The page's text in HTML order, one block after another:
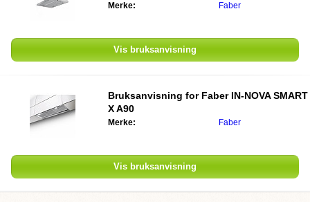
Merke: Faber
Vis bruksanvisning
Bruksanvisning for Faber IN-NOVA SMART
X A90
Merke: Faber
Vis bruksanvisning